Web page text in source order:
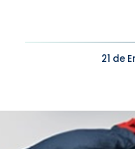
21 de